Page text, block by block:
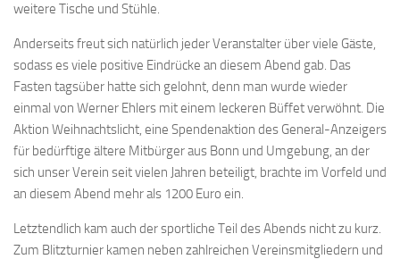
Mannschaften
1. Mannschaft
2. Mannschaft
4. Mannschaft
Jugendschach
Schach online
weitere Tische und Stühle.
Anderseits freut sich natürlich jeder Veranstalter über viele Gäste,
sodass es viele positive Eindrücke an diesem Abend gab. Das
Fasten tagsüber hatte sich gelohnt, denn man wurde wieder
einmal von Werner Ehlers mit einem leckeren Büffet verwöhnt. Die
Aktion Weihnachtslicht, eine Spendenaktion des General-Anzeigers
für bedürftige ältere Mitbürger aus Bonn und Umgebung, an der
sich unser Verein seit vielen Jahren beteiligt, brachte im Vorfeld und
an diesem Abend mehr als 1200 Euro ein.
Letztendlich kam auch der sportliche Teil des Abends nicht zu kurz.
Zum Blitzturnier kamen neben zahlreichen Vereinsmitgliedern und